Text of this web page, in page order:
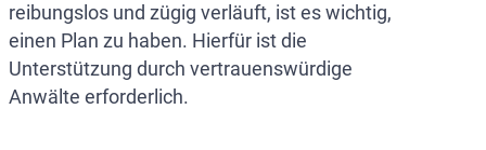
reibungslos und zügig verläuft, ist es wichtig,
einen Plan zu haben. Hierfür ist die
Unterstützung durch vertrauenswürdige
Anwälte erforderlich.